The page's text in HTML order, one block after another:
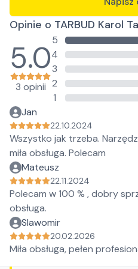
Opinie o TARBUD
5.0
3 opinii
5
4
3
2
1
Jan
22.10.2024
Wszystko jak trzeba.
miła obsługa. Polecam
Mateusz
22.11.2024
Polecam w 100 % , dobry
obsługa.
Slawomir
20.02.2026
Miła obsługa, pełen